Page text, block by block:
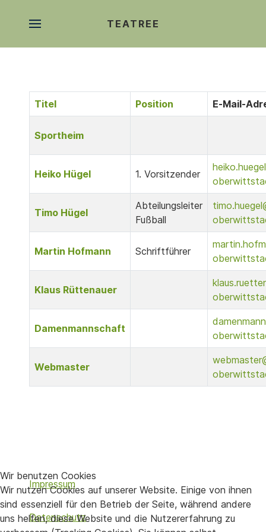
TEATREE
Titel Position E-Mail-
Sportheim
Heiko Hügel 1. Vorsitzender
Timo Hügel
Abteilungsleiter
Fußball
Martin Hofmann Schriftführer
Klaus Rüttenauer
Damenmannschaft
Webmaster
Impressum
Datenschutz
Wir benutzen Cookies
Wir nutzen Cookies auf unserer Website. Einige von ihnen
sind essenziell für den Betrieb der Seite, während andere
uns helfen, diese Website und die Nutzererfahrung zu